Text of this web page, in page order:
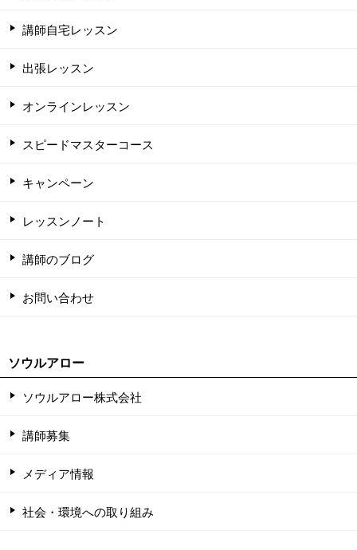
講師自宅レッスン
出張レッスン
オンラインレッスン
スピードマスターコース
キャンペーン
レッスンノート
講師のブログ
お問い合わせ
ソウルアロー
ソウルアロー株式会社
講師募集
メディア情報
社会・環境への取り組み